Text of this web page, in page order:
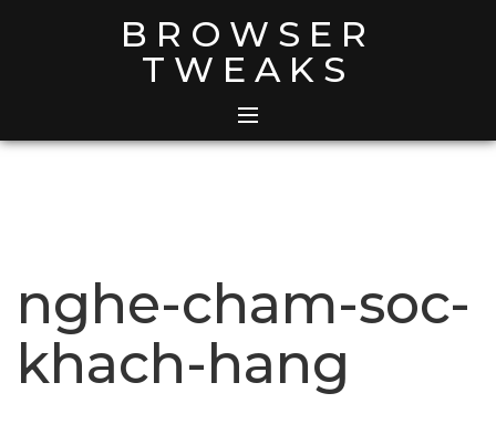
BROWSER
TWEAKS
nghe-cham-soc-
khach-hang